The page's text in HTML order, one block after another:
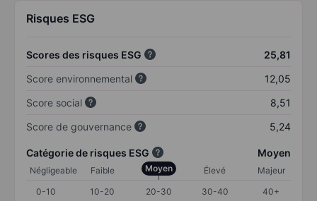
Risques ESG
Scores des risques ESG
25,81
Score environnemental
12,05
Score social
8,51
Score de gouvernance
5,24
Catégorie de risques ESG Moyen
Négligeable Faible Moyen Élevé
Majeur
0-10
10-20 20-30 30-40 40+